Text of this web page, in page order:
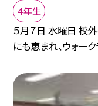
４年生
５月７日 水曜日 校
にも恵まれ、ウォーク